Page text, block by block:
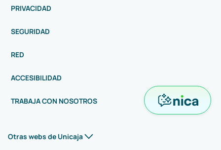
PRIVACIDAD
SEGURIDAD
RED
ACCESIBILIDAD
TRABAJA CON NOSOTROS
Otras webs de Unicaja